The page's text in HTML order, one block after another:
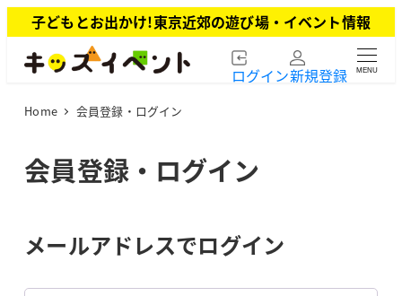
イ
子どもとお出かけ!東京近郊の遊び場・イベント情報
ログイン新規登録 MENU
Home 会員登録・ログイン
会員登録・ログイン
メールアドレスでログイン